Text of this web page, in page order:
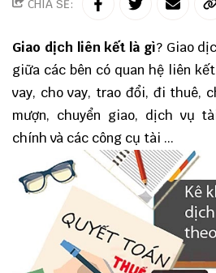
CHIA SẺ:
Giao dịch liên kết là gì? Giao
giữa các bên có quan hệ liên
vay, cho vay, trao đổi, đi thuê,
mượn, chuyển giao, dịch vụ
chính và các công cụ tài ...